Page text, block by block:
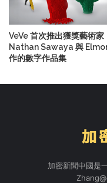
VeVe 首次推出獲獎藝術家
Nathan Sawaya 與
作的數字作品集
加密新聞中國是